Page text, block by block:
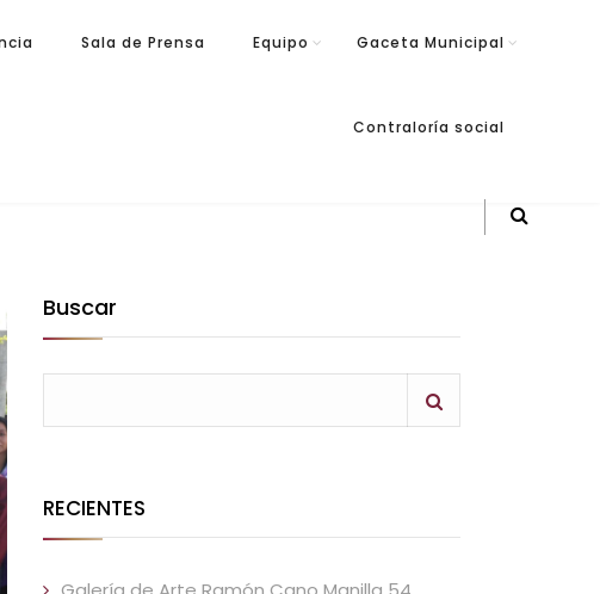
Sala de Prensa Equipo Gaceta Municipal
Contraloría social
Buscar
RECIENTES